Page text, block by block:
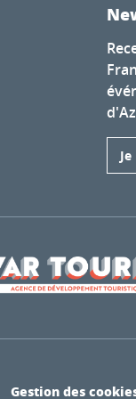
Gestion des